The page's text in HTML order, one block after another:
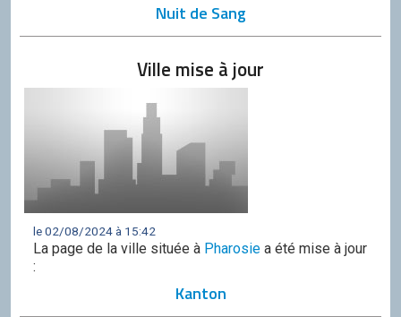
Nuit de Sang
Ville mise à jour
le 02/08/2024 à 15:42
La page de la ville située à Pharosie a été mise à jour
:
Kanton